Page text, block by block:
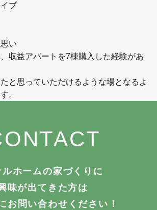
ブ
い
収益アパートを7棟購入した経験があ
と思っていただけるような場となるよ
。
ルホームの家づくりに
味が出てきた方は
お問い合わせください！